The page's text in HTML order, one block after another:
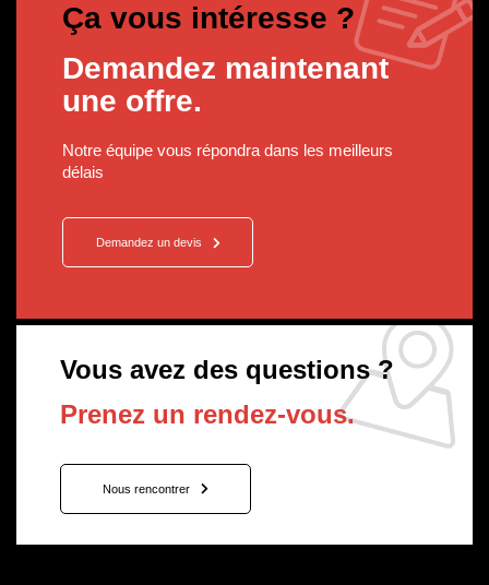
Ça vous intéresse ?
Demandez maintenant
une offre.
Notre équipe vous répondra dans les meilleurs
délais
Demandez un devis
Vous avez des questions ?
Prenez un rendez-vous.
Nous rencontrer